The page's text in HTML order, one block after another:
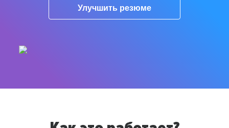
Улучшить резюме